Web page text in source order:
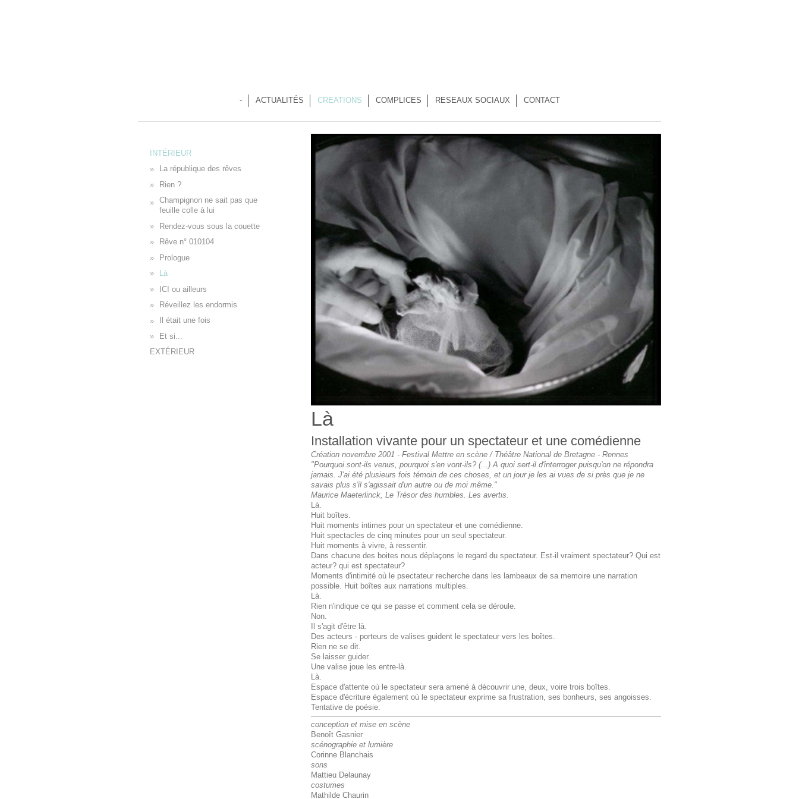
- ACTUALITÉS CREATIONS COMPLICES RESEAUX SOCIAUX CONTACT
Là
Installation vivante pour un spectateur et une comédienne
Création novembre 2001 - Festival Mettre en scène / Théâtre National de Bretagne - Rennes
"Pourquoi sont-ils venus, pourquoi s'en vont-ils? (...) A quoi sert-il d'interroger puisqu'on ne répondra
jamais. J'ai été plusieurs fois témoin de ces choses, et un jour je les ai vues de si près que je ne
savais plus s'il s'agissait d'un autre ou de moi même."
Maurice Maeterlinck, Le Trésor des humbles. Les avertis.
Là.
Huit boîtes.
Huit moments intimes pour un spectateur et une comédienne.
Huit spectacles de cinq minutes pour un seul spectateur.
Huit moments à vivre, à ressentir.
Dans chacune des boites nous déplaçons le regard du spectateur. Est-il vraiment spectateur? Qui est
acteur? qui est spectateur?
Moments d'intimité où le psectateur recherche dans les lambeaux de sa memoire une narration
possible. Huit boîtes aux narrations multiples.
Là.
Rien n'indique ce qui se passe et comment cela se déroule.
Non.
Il s'agit d'être là.
Des acteurs - porteurs de valises guident le spectateur vers les boîtes.
Rien ne se dit.
Se laisser guider.
Une valise joue les entre-là.
Là.
Espace d'attente où le spectateur sera amené à découvrir une, deux, voire trois boîtes.
Espace d'écriture également où le spectateur exprime sa frustration, ses bonheurs, ses angoisses.
Tentative de poésie.
conception et mise en scène
Benoît Gasnier
scénographie et lumière
Corinne Blanchais
sons
Mattieu Delaunay
costumes
Mathilde Chaurin
INTÉRIEUR
La république des rêves
Rien ?
Champignon ne sait pas que
feuille colle à lui
Rendez-vous sous la couette
Rêve n° 010104
Prologue
Là
ICI ou ailleurs
Réveillez les endormis
Il était une fois
Et si...
EXTÉRIEUR